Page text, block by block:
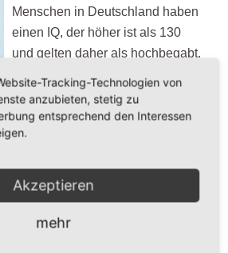
Menschen in Deutschland haben
einen IQ, der höher ist als 130
und gelten daher als hochbegabt.
Elite gehören, stehen Sie
vor den Problemen des Alltags.
mehr oder weniger
bringt. Dennoch müssen Sie
Ihren Job zu meistern ohne dabei
Tracking-Technologien von
anzubieten, stetig zu
entsprechend den Interessen
Akzeptieren
mehr